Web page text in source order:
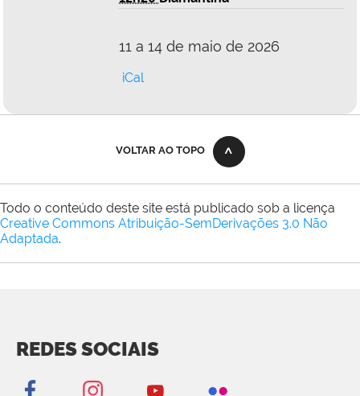
11 a 14 de maio de 2026
iCal
VOLTAR AO TOPO
Todo o conteúdo deste site está publicado sob a licença
Creative Commons Atribuição-SemDerivações 3.0 Não
Adaptada.
REDES SOCIAIS